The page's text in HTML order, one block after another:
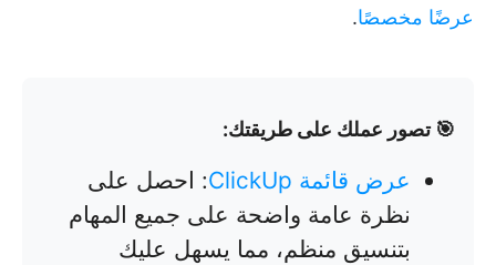
عرضًا مخصصًا.
🎯 تصور عملك على طريقتك:
عرض قائمة ClickUp
: احصل على
نظرة عامة واضحة على جميع المهام
بتنسيق منظم، مما يسهل عليك